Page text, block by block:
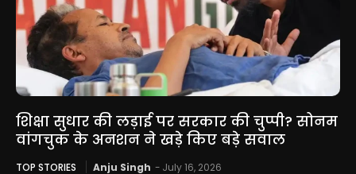
शिक्षा सुधार की लड़ाई पर सरकार की चुप्पी? सोनम
वांगचुक के अनशन ने खड़े किए बड़े सवाल
TOP STORIES Anju Singh - July 16, 2026